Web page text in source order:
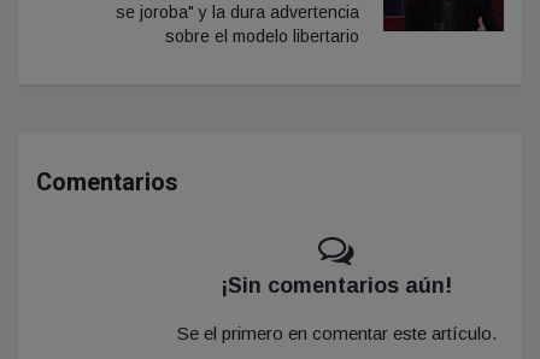
se joroba" y la dura advertencia
sobre el modelo libertario
Comentarios
¡Sin comentarios aún!
Se el primero en comentar este artículo.